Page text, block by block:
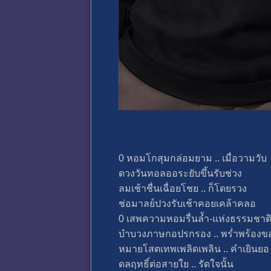
0 หอมโกสุมกล่อมยาม .. เมื่อวามวับ
ดวงวันทอลออระยับขึ้นรับช่วง
ลมเช้าชื่นเฉื่อยโชย .. ก็โดยรวง
ช่อมาลย์ปวงรับเช้าคอยเคล้าคลอ
0 เสพความหอมรื่นล้ำ-แห่งธรรมชาติ
บำบวงภาษกอปรกรอง .. พร่ำพร้องข
หมายโสตเทพเพลิดเพลิน .. คำเยินยอ
ดลฤทธิ์ต่อสายใย .. รัดใจนั้น